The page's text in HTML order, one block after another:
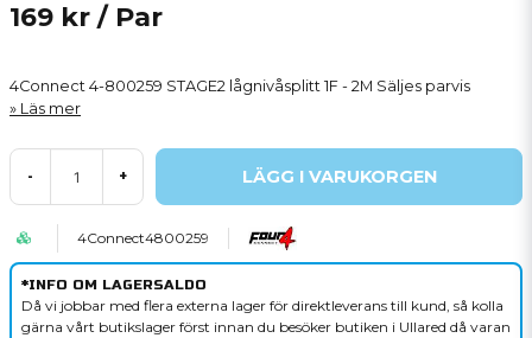
169 kr / Par
4Connect 4-800259 STAGE2 lågnivåsplitt 1F - 2M Säljes parvis
Läs mer
- + LÄGG I VARUKORGEN
4Connect4800259
*INFO OM LAGERSALDO
Då vi jobbar med flera externa lager för direktleverans till kund, så kolla
gärna vårt butikslager först innan du besöker butiken i Ullared då varan